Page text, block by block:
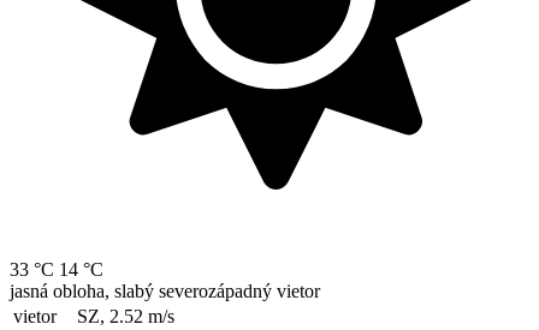
33 °C 14 °C
jasná obloha, slabý severozápadný vietor
vietor
SZ, 2.52 m/s